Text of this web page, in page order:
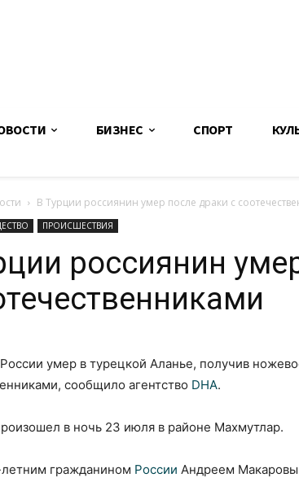
БИЗНЕС СПОРТ
В Турции россиянин умер после драки с
ПРОИСШЕСТВИЯ
россиянин
умер в турецкой Аланье, получив
сообщило агентство DHA.
в ночь 23 июля в районе Махмутлар.
гражданином России Андреем